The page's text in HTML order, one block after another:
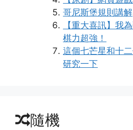
哥尼斯堡規則講解
【重大喜訊】我
棋力超強！
這個七芒星和十
研究一下
隨機